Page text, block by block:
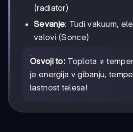
(radiator)
Sevanje: Tudi vakuum,
valovi (Sonce)
Osvoji to: Toplota ≠
je energija v gibanju,
lastnost telesa!